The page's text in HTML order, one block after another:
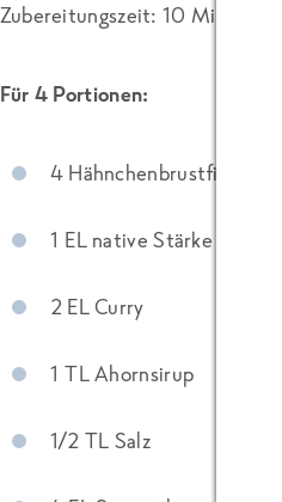
Zubereitungszeit: 10 Minuten
Für 4 Portionen:
4 Hähnchenbrustfilets
1 EL native Stärke
2 EL Curry
1 TL Ahornsirup
1/2 TL Salz